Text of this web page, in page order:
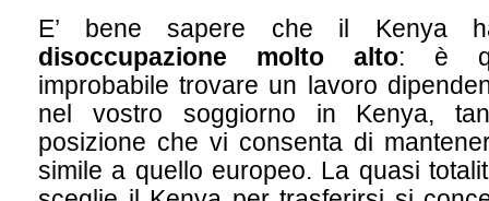
E’ bene sapere che il
disoccupazione molto alto: è
improbabile trovare un lavoro
nel vostro soggiorno in Kenya,
posizione che vi consenta di
simile a quello europeo. La quasi